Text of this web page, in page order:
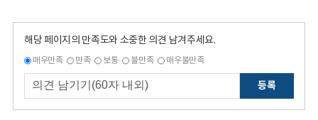
해당 페이지의 만족도와 소중한 의견 남겨주세요.
매우만족 만족 보통 불만족 매우불만족
등록